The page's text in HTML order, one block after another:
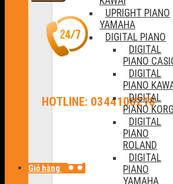
HOTLINE: 0344100218
Giỏ hàng
UPRIGHT PIANO
YAMAHA
DIGITAL PIANO
DIGITAL
PIANO
DIGITAL
PIANO
DIGITAL
PIANO KORG
DIGITAL
PIANO
ROLAND
DIGITAL
PIANO
YAMAHA